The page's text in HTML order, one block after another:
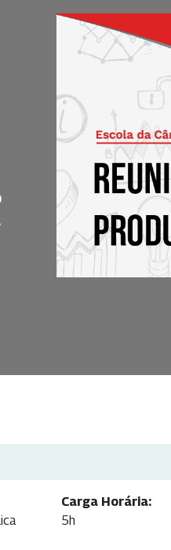
Carga Horária:
5h